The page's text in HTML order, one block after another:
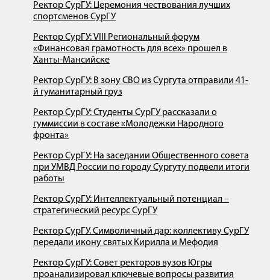
Ректор СурГУ: Церемония чествования лучших
спортсменов СурГУ
Ректор СурГУ: VIII Региональный форум
«Финансовая грамотность для всех» прошел в
Ханты-Мансийске
Ректор СурГУ: В зону СВО из Сургута отправили 41-
й гуманитарный груз
Ректор СурГУ: Студенты СурГУ рассказали о
гуммиссии в составе «Молодежки Народного
фронта»
Ректор СурГУ: На заседании Общественного совета
при УМВД России по городу Сургуту подвели итоги
работы
Ректор СурГУ: Интеллектуальный потенциал –
стратегический ресурс СурГУ
Ректор СурГУ. Символичный дар: коллективу СурГУ
передали икону святых Кирилла и Мефодия
Ректор СурГУ: Совет ректоров вузов Югры
проанализировал ключевые вопросы развития